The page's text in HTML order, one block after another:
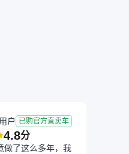
户 已购官方直卖车
4.8分
做了这么多年，我